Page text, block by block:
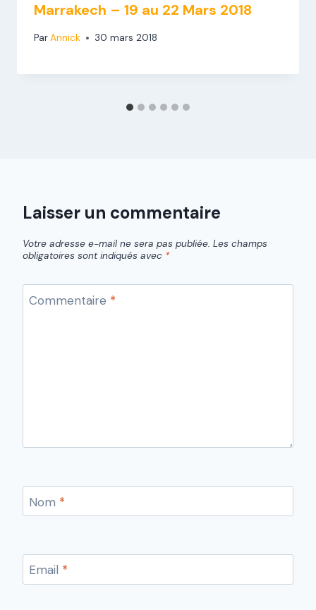
Marrakech – 19 au 22 Mars 2018
ParAnnick 30 mars 2018
Laisser un commentaire
Votre adresse e-mail ne sera pas publiée. Les champs
obligatoires sont indiqués avec *
Commentaire *
Nom *
Email *